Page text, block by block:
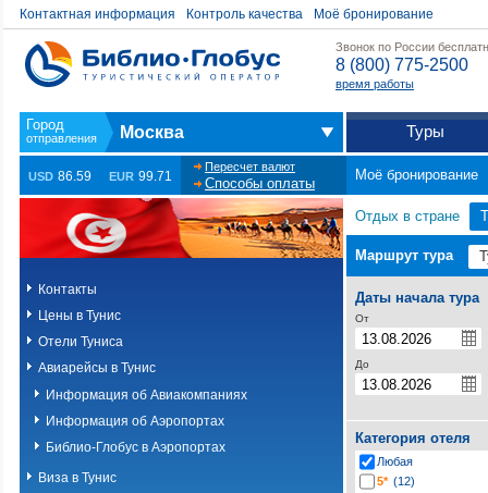
Контактная информация Контроль качества Моё бронирование
Звонок по России
8 (800) 775-2500
время работы
Москва Туры
USD 86.59 EUR 99.71
Пересчет валют
Способы оплаты
Моё бронирование
Контакты
Цены в Тунис
Отели Туниса
Авиарейсы в Тунис
Информация об Авиакомпаниях
Информация об Аэропортах
Библио-Глобус в Аэропортах
Виза в Тунис
Отдых в стране
Маршрут тура
Даты начала тура
От
До
Категория отеля
Любая
5* (12)